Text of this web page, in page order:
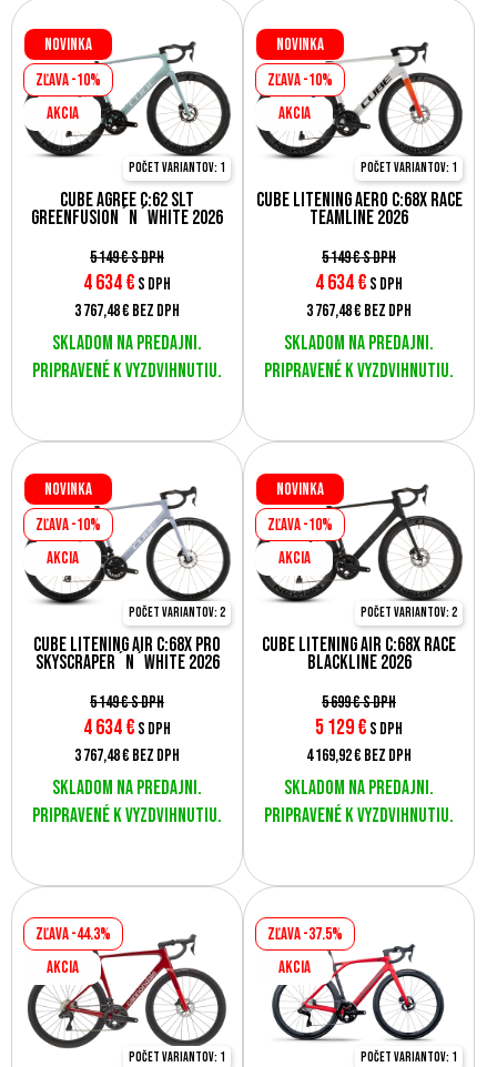
Cube Agree C:62 SLT
greenfusion´n´white 2026
Novinka
Zľava -10%
AKCIA
Počet variantov: 1
5 149 €s DPH
4 634€ s DPH
3 767,48 € bez DPH
Skladom na predajni.
Pripravené k vyzdvihnutiu.
Cube Litening AERO C:68X Race
teamline 2026
Novinka
Zľava -10%
AKCIA
Počet variantov: 1
5 149 €s DPH
4 634€ s DPH
3 767,48 € bez DPH
Skladom na predajni.
Pripravené k vyzdvihnutiu.
Cube Litening AIR C:68X Pro
skyscraper´n´white 2026
Novinka
Zľava -10%
AKCIA
Počet variantov: 2
5 149 €s DPH
4 634€ s DPH
3 767,48 € bez DPH
Skladom na predajni.
Pripravené k vyzdvihnutiu.
Cube Litening AIR C:68X Race
blackline 2026
Novinka
Zľava -10%
AKCIA
Počet variantov: 2
5 699 €s DPH
5 129€ s DPH
4 169,92 € bez DPH
Skladom na predajni.
Pripravené k vyzdvihnutiu.
Zľava -44.3%
AKCIA
Počet variantov: 1
Zľava -37.5%
AKCIA
Počet variantov: 1